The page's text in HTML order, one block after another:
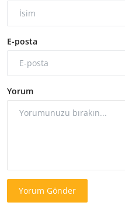
E-posta
Yorum
Yorum Gönder